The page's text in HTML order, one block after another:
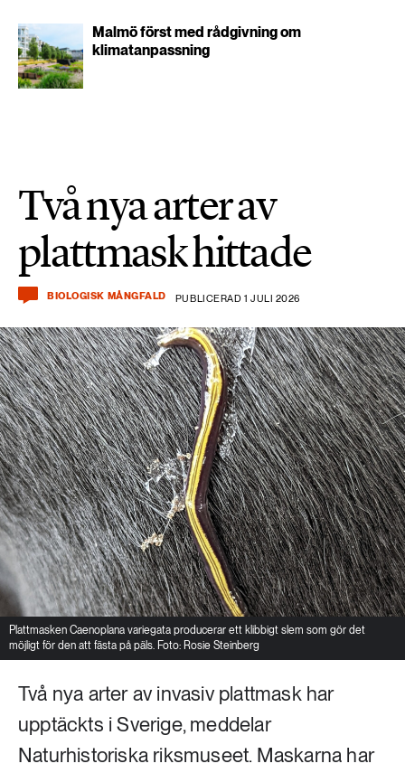
Malmö först med rådgivning om
klimatanpassning
Två nya arter av
plattmask hittade
BIOLOGISK MÅNGFALD PUBLICERAD 1 JULI 2026
Plattmasken Caenoplana variegata producerar ett klibbigt slem som gör det
möjligt för den att fästa på päls. Foto: Rosie Steinberg
Två nya arter av invasiv plattmask har
upptäckts i Sverige, meddelar
Naturhistoriska riksmuseet. Maskarna har